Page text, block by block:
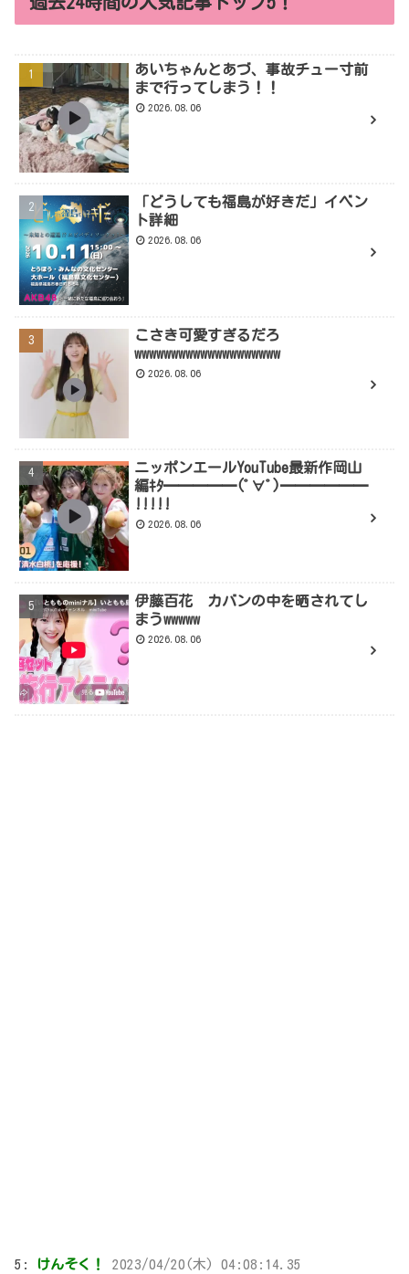
あいちゃんとあづ、事故チュー寸前
まで行ってしまう！！
2026.08.06
「どうしても福島が好きだ」イベン
ト詳細
2026.08.06
こさき可愛すぎるだろ
wwwwwwwwwwwwwwwwwwww
2026.08.06
ニッポンエールYouTube最新作岡山
編ｷﾀ━━━━━(ﾟ∀ﾟ)━━━━━━
!!!!!
2026.08.06
伊藤百花 カバンの中を晒されてし
まうwwwww
2026.08.06
5: けんそく！ 2023/04/20(木) 04:08:14.35